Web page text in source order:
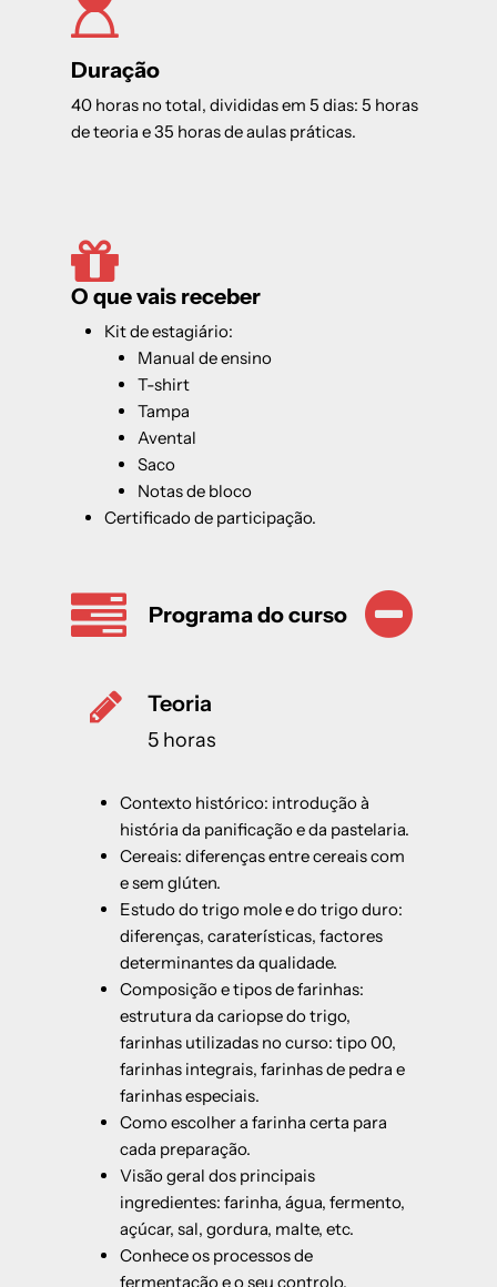
Duração
40 horas no total, divididas em 5 dias: 5 horas
de teoria e 35 horas de aulas práticas.
O que vais receber
Kit de estagiário:
Manual de ensino
T-shirt
Tampa
Avental
Saco
Notas de bloco
Certificado de participação.
Programa do curso
Teoria
5 horas
Contexto histórico: introdução à
história da panificação e da pastelaria.
Cereais: diferenças entre cereais com
e sem glúten.
Estudo do trigo mole e do trigo duro:
diferenças, caraterísticas, factores
determinantes da qualidade.
Composição e tipos de farinhas:
estrutura da cariopse do trigo,
farinhas utilizadas no curso: tipo 00,
farinhas integrais, farinhas de pedra e
farinhas especiais.
Como escolher a farinha certa para
cada preparação.
Visão geral dos principais
ingredientes: farinha, água, fermento,
açúcar, sal, gordura, malte, etc.
Conhece os processos de
fermentação e o seu controlo.